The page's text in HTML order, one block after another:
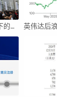
MWC26前瞻：智能新纪元下的科技盛宴